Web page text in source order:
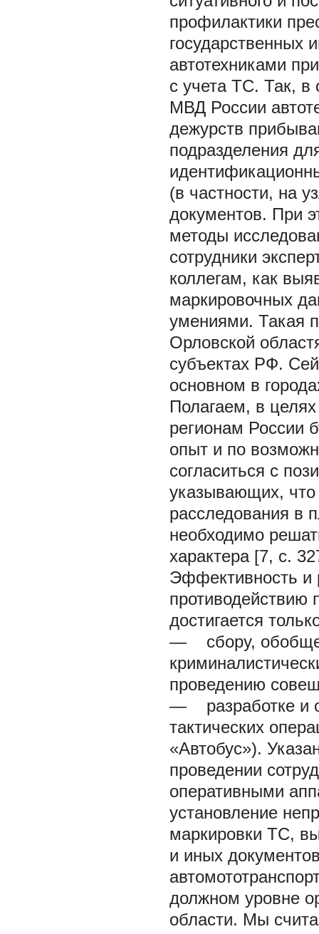
профилактики
автотехниками
с учета ТС. Так, в
МВД России
дежурств
подразделения
(в частности, на
документов. При
методы
сотрудники
коллегам, как
маркировочных
умениями. Такая
Орловской
субъектах РФ.
основном в
Полагаем, в
регионам России
опыт и по
согласиться с
указывающих, что
расследования в
необходимо
характера [7, с.
Эффективность и
противодействию
достигается
— сбору,
проведению
— разработке и
тактических
«Автобус»).
проведении
оперативными
установление
маркировки ТС,
и иных
должном уровне
области. Мы